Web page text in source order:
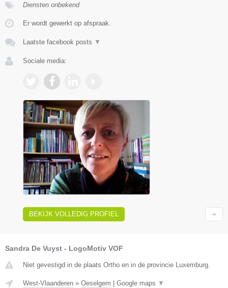
Diensten onbekend
Er wordt gewerkt op afspraak.
Laatste facebook posts ▼
Sociale media:
BEKIJK VOLLEDIG PROFIEL
Sandra De Vuyst - LogoMotiv VOF
Niet gevestigd in de plaats Ortho en in de provincie Luxemburg.
West-Vlaanderen » Oeselgem Google maps ▼